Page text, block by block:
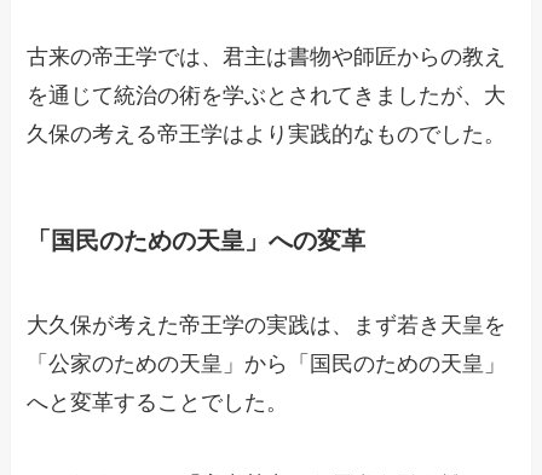
古来の帝王学では、君主は書物や師匠からの教え
を通じて統治の術を学ぶとされてきましたが、大
久保の考える帝王学はより実践的なものでした。
「国民のための天皇」への変革
大久保が考えた帝王学の実践は、まず若き天皇を
「公家のための天皇」から「国民のための天皇」
へと変革することでした。